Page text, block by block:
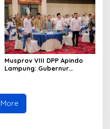
Musprov VIII DPP Apindo
Lampung: Gubernur
guna Mendukung
Transformasi Ekonomi
Daerah